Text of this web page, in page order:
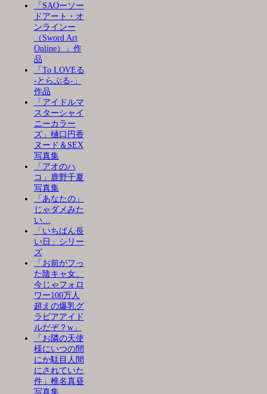
「SAOーソー
ドアート・オ
ンラインー
（Sword Art
Online）」作
品
「To LOVEる
-とらぶる-」
作品
「アイドルマ
スターシャイ
ニーカラー
ズ」樋口円香
ヌード＆SEX
写真集
「アオのハ
コ」鹿野千夏
写真集
「あなたの」
じゃダメみた
い…
「いちばん長
い日」シリー
ズ
「お前がフっ
た陰キャ女、
今じゃフォロ
ワー100万人
超えの爆乳グ
ラビアアイド
ルだぞ？w」
「お隣の天使
様にいつの間
にか駄目人間
にされていた
件」椎名真昼
写真集